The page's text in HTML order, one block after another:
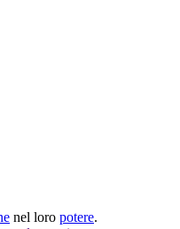
nel loro potere.